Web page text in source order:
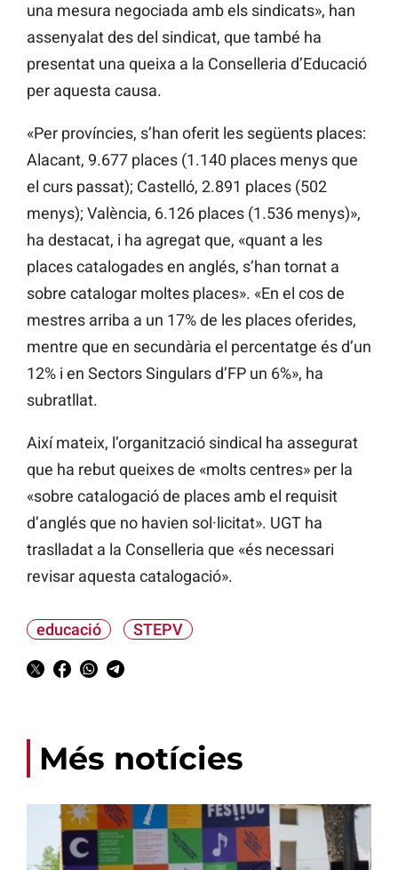
una mesura negociada amb els sindicats», han
assenyalat des del sindicat, que també ha
presentat una queixa a la Conselleria d’Educació
per aquesta causa.
«Per províncies, s’han oferit les següents places:
Alacant, 9.677 places (1.140 places menys que
el curs passat); Castelló, 2.891 places (502
menys); València, 6.126 places (1.536 menys)»,
ha destacat, i ha agregat que, «quant a les
places catalogades en anglés, s’han tornat a
sobre catalogar moltes places». «En el cos de
mestres arriba a un 17% de les places oferides,
mentre que en secundària el percentatge és d’un
12% i en Sectors Singulars d’FP un 6%», ha
subratllat.
Així mateix, l’organització sindical ha assegurat
que ha rebut queixes de «molts centres» per la
«sobre catalogació de places amb el requisit
d’anglés que no havien sol·licitat». UGT ha
traslladat a la Conselleria que «és necessari
revisar aquesta catalogació».
educació STEPV
Més notícies